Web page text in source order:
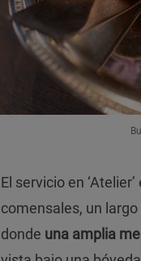
El servicio en
comensales, un
donde una amplia